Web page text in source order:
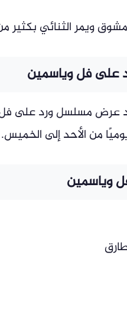
ويمر الثنائي بكثير
فل وياسمين
مسلسل ورد على فل
من الأحد إلى الخميس.
وياسمين